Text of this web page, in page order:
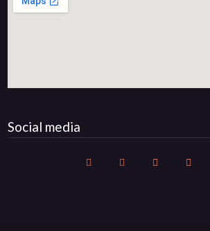
Social media